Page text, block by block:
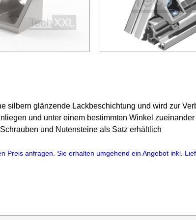
silbern glänzende Lackbeschichtung und wird zur
und unter einem bestimmten Winkel
und Nutensteine als Satz erhältlich
Preis anfragen. Sie erhalten umgehend ein Angebot inkl.